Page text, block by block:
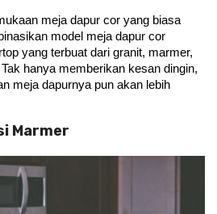
meja dapur cor yang biasa
model meja dapur cor
yang terbuat dari granit, marmer,
hanya memberikan kesan dingin,
meja dapurnya pun akan lebih
Marmer